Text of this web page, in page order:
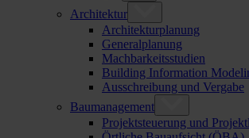
Architektur
Architekturplanung
Generalplanung
Machbarkeitsstudien
Building Information
Ausschreibung und Vergabe
Baumanagement
Projektsteuerung und